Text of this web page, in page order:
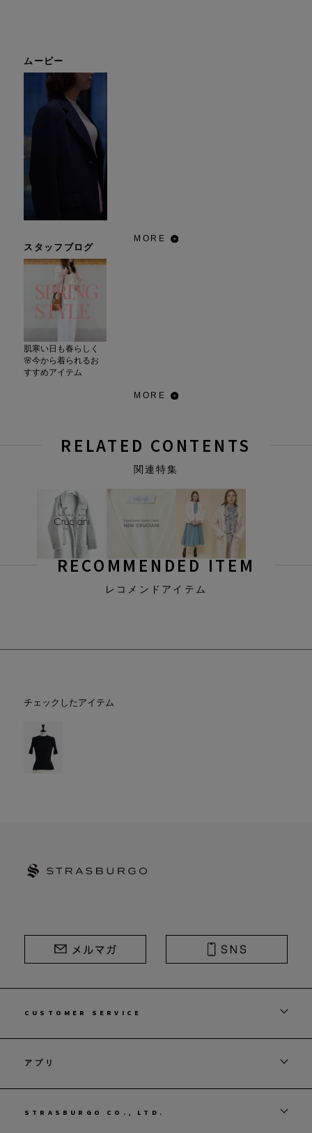
ムービー
MORE
スタッフブログ
肌寒い日も春らしく
🌸今から着られるお
すすめアイテム
MORE
RELATED CONTENTS
関連特集
RECOMMENDED ITEM
レコメンドアイテム
チェックしたアイテム
CUSTOMER SERVICE
アプリ
STRASBURGO CO., LTD.